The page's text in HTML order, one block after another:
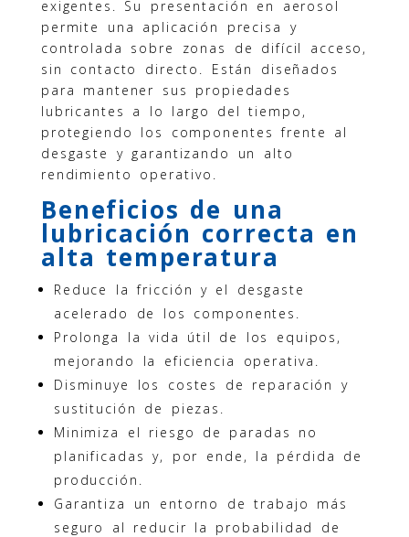
exigentes. Su presentación en aerosol
permite una aplicación precisa y
controlada sobre zonas de difícil acceso,
sin contacto directo. Están diseñados
para mantener sus propiedades
lubricantes a lo largo del tiempo,
protegiendo los componentes frente al
desgaste y garantizando un alto
rendimiento operativo.
Beneficios de una
lubricación correcta en
alta temperatura
Reduce la fricción y el desgaste
acelerado de los componentes.
Prolonga la vida útil de los equipos,
mejorando la eficiencia operativa.
Disminuye los costes de reparación y
sustitución de piezas.
Minimiza el riesgo de paradas no
planificadas y, por ende, la pérdida de
producción.
Garantiza un entorno de trabajo más
seguro al reducir la probabilidad de